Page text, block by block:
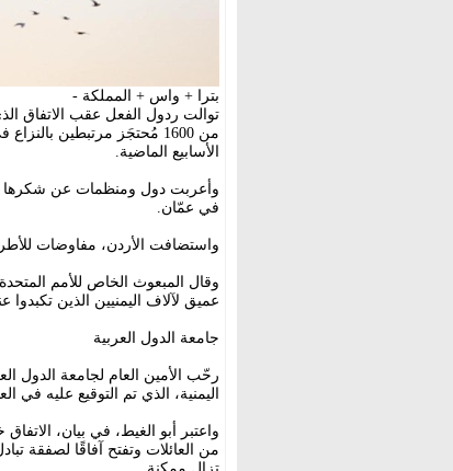
بترا + واس + المملكة -
توالت ردول الفعل عقب الاتفاق
من 1600 مُحتجَز مرتبطين
الأسابيع الماضية.
وأعربت دول ومنظمات عن شكرها
في عمّان.
واستضافت الأردن، مفاوضات
وقال المبعوث الخاص للأمم
عميق لآلاف اليمنيين الذين تكبدوا
جامعة الدول العربية
رحّب الأمين العام لجامعة الدول
اليمنية، الذي تم التوقيع عليه في
واعتبر أبو الغيط، في بيان،
من العائلات وتفتح آفاقًا لصفقة